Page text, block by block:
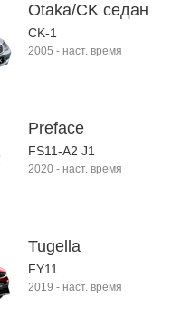
Otaka/CK седан
CK-1
2005 - наст. время
Preface
FS11-A2 J1
2020 - наст. время
Tugella
FY11
2019 - наст. время